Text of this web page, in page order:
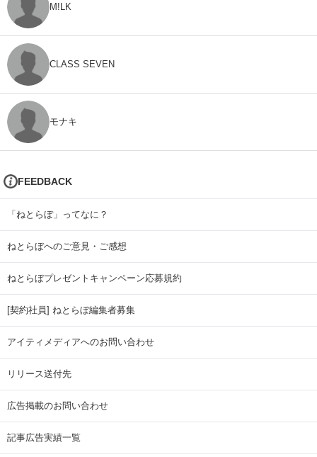
M!LK
CLASS SEVEN
モナキ
FEEDBACK
「ねとらぼ」ってなに？
ねとらぼへのご意見・ご感想
ねとらぼプレゼントキャンペーン応募規約
[契約社員] ねとらぼ編集者募集
アイティメディアへのお問い合わせ
リリース送付先
広告掲載のお問い合わせ
記事広告実績一覧